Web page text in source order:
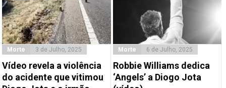
Morte 3 de Julho, 2025
Vídeo revela a violência
do acidente que vitimou
Morte 6 de Julho, 2025
Robbie Williams dedica
‘Angels’ a Diogo Jota